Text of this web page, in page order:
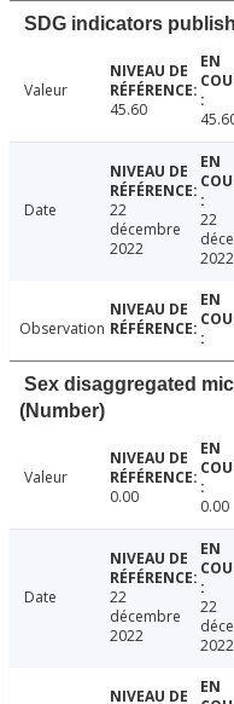
SDG indicators
Valeur
45.60
Date
22
décembre
2022
22
2022
Observation
Sex disaggregated
(Number)
Valeur
0.00
0.00
Date
22
décembre
2022
22
2022